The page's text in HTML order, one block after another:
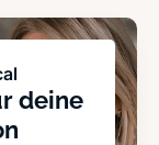
deine